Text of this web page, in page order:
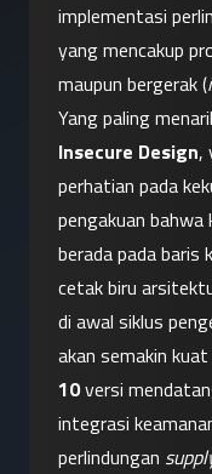
implementasi
yang mencakup
maupun bergerak (
Yang paling
Insecure Design,
perhatian pada
pengakuan
berada pada baris
cetak biru
di awal siklus
akan semakin
10 versi
integrasi
perlindungan